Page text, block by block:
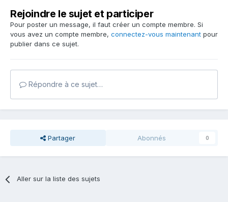
Rejoindre le sujet et participer
Pour poster un message, il faut créer un compte membre. Si
vous avez un compte membre, connectez-vous maintenant pour
publier dans ce sujet.
Répondre à ce sujet…
Partager Abonnés 0
Aller sur la liste des sujets